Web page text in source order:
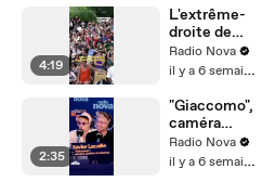
Barré dans "La
dernière"
4:19
L'extrême-
droite de
gauche - La
chronique de
Meurice dans
"La dernière"
Radio Nova
il y a 6 semaines
2:35
"Giaccomo",
caméra
cachée au
cinema -
Radio Nova
il y a 6 semaines